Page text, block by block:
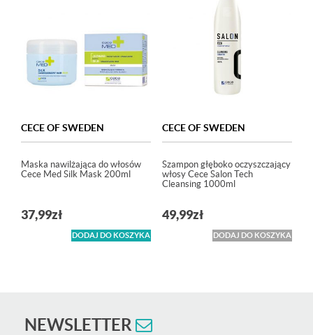
CECE OF SWEDEN
Maska nawilżająca do włosów
Cece Med Silk Mask 200ml
37,99zł
DODAJ DO KOSZYKA
CECE OF SWEDEN
Szampon głęboko oczyszczający
włosy Cece Salon Tech
Cleansing 1000ml
49,99zł
DODAJ DO KOSZYKA
NEWSLETTER